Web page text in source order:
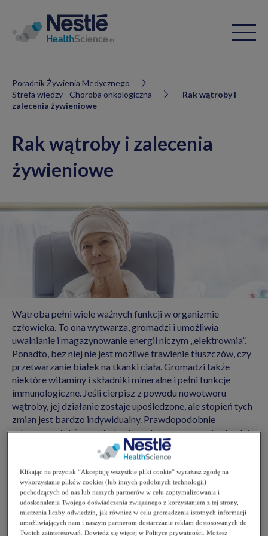
Poradnik Żywienia Medycznego
Strefa wiedzy - Choroba onkologiczna
Rak wątroby i
zalecenia żywieniowe
Rak wątroby i zalecenia
żywieniowe
Wątroba pełni wiele ważnych funkcji w organizmie
człowieka. To ona wytwarza, gromadzi i umożliwia
uwalnianie i magazynowanie energii niczym „elektrownia”.
Ponadto, bez niej nie jest możliwe trawienie tłuszczów, czy
przetwarzanie białek na tkanki ciała. Gromadzi także
niektóre witaminy i składniki mineralne i pełni funkcje
immunologiczne. Jeśli cierpisz z powodu nowotworu
wątroby, jej działanie zostaje upośledzone, ale stopień tych
zmian jest bardzo indywidualny. Prawdopodobnie
odczuwasz także często brak apetytu, co znacznie utrudnia
realizację zaleceń związanych z żywieniem.
Jak powinna wyglądać Twoja dieta?
Jeśli to tylko możliwe, uwzględniajw diecie wszystkie
grupy produktów opisane w ogólnych zaleceniach
żywieniowychtutaj:Dieta w trakcie leczenia
Klikając na przycisk “Akceptuję wszystkie pliki cookie” wyrażasz zgodę na
wykorzystanie plików cookies (lub innych podobnych technologii)
pochodzących od nas lub naszych partnerów w celu zoptymalizowania i
udoskonalenia Twojego doświadczenia związanego z korzystaniem z tej strony,
mierzenia liczby odwiedzin, jak również w celu gromadzenia istotnych informacji
umożliwiających nam i naszym partnerom dostarczanie reklam dostosowanych do
Twoich zainteresowań. Dowiedz się więcej w Polityce prywatności. Możesz